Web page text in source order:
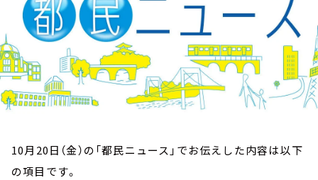
10月20日（金）の「都民ニュース」でお伝えした内容は以下
の項目です。